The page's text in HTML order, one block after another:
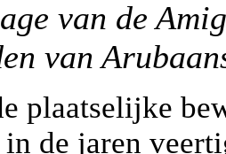
van de
van
plaatselijke
in de jaren